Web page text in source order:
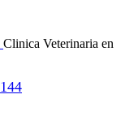
Clinica Veterinaria en